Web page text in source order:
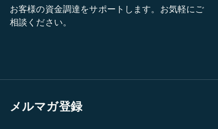
お客様の資金調達をサポートします。お気軽にご
相談ください。
メルマガ登録